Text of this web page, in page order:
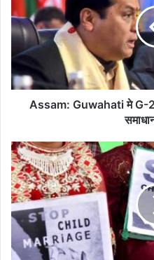
a
m
G
u
w
t
i
मे
G
-
2
बै
Assam: Guwahati मे G-
A
s
s
a
m
:
ल